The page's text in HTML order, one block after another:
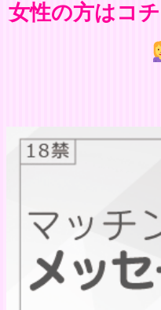
女性の方はコ